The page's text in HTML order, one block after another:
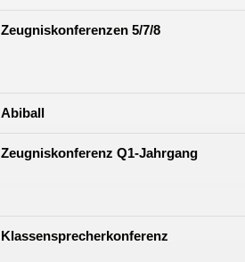
Zeugniskonferenzen 5/7/8
Abiball
Zeugniskonferenz Q1-Jahrgang
Klassensprecherkonferenz